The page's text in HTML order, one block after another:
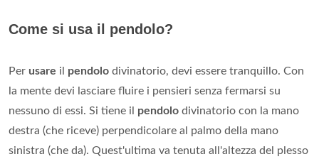
Come si usa il pendolo?
Per usare il pendolo divinatorio, devi essere tranquillo. Con
la mente devi lasciare fluire i pensieri senza fermarsi su
nessuno di essi. Si tiene il pendolo divinatorio con la mano
destra (che riceve) perpendicolare al palmo della mano
sinistra (che da). Quest'ultima va tenuta all'altezza del plesso